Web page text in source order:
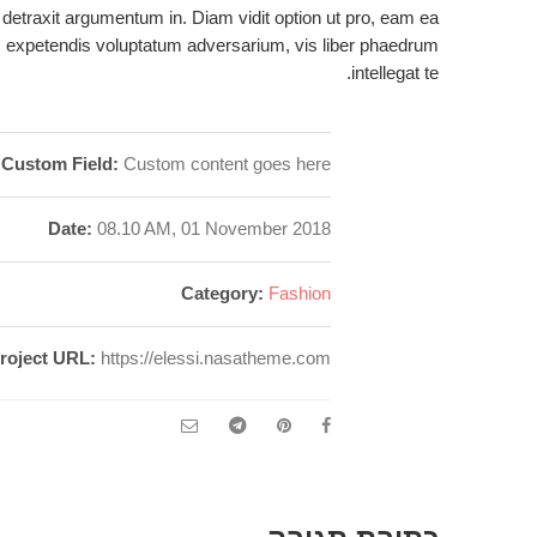
detraxit argumentum in. Diam vidit option ut pro, eam ea
expetendis voluptatum adversarium, vis liber phaedrum
intellegat te.
Custom Field: Custom content goes here
Date: 08.10 AM, 01 November 2018
Category: Fashion
URL: https://elessi.nasatheme.com/